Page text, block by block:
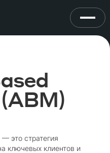
это стратегия
ключевых клиентов и